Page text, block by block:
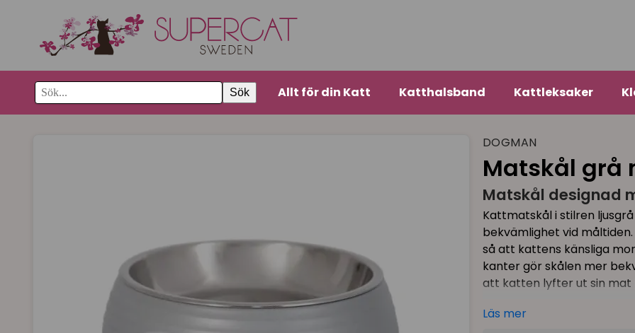
Sök Allt för din Katt Katthalsband Kattleksaker
DOGMAN
Matskål grå
Matskål designad
Kattmatskål i stilren
bekvämlighet vid
så att kattens känsliga
kanter gör skålen mer
att katten lyfter ut sin mat
Funktionell matskål för
Läs mer